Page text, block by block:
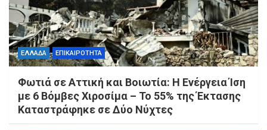
ΕΛΛΑΔΑ ΕΠΙΚΑΙΡΟΤΗΤΑ
Φωτιά σε Αττική και Βοιωτία: Η Ενέργεια Ίση
με 6 Βόμβες Χιροσίμα – Το 55% της Έκτασης
Καταστράφηκε σε Δύο Νύχτες